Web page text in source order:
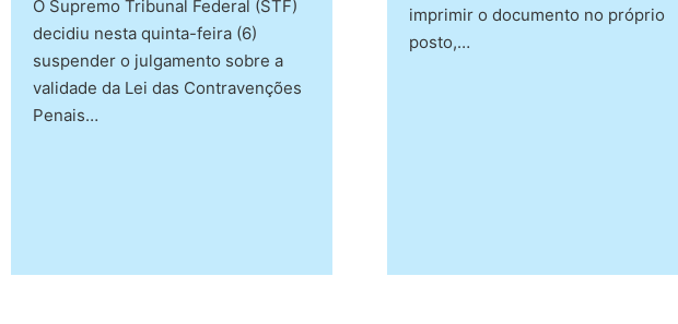
O Supremo Tribunal Federal (STF)
decidiu nesta quinta-feira (6)
suspender o julgamento sobre a
validade da Lei das Contravenções
Penais…
imprimir o documento no próprio
posto,…